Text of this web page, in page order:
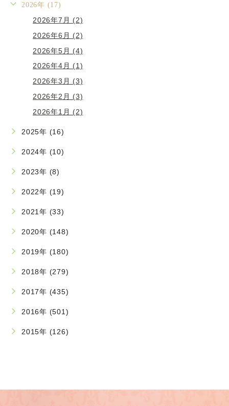
2026年 (17)
2026年7月 (2)
2026年6月 (2)
2026年5月 (4)
2026年4月 (1)
2026年3月 (3)
2026年2月 (3)
2026年1月 (2)
2025年 (16)
2024年 (10)
2023年 (8)
2022年 (19)
2021年 (33)
2020年 (148)
2019年 (180)
2018年 (279)
2017年 (435)
2016年 (501)
2015年 (126)